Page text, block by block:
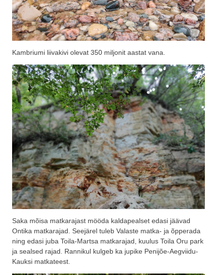
Kambriumi liivakivi olevat 350 miljonit aastat vana.
Saka mõisa matkarajast mööda kaldapealset edasi jäävad
Ontika matkarajad. Seejärel tuleb Valaste matka- ja õpperada
ning edasi juba Toila-Martsa matkarajad, kuulus Toila Oru park
ja sealsed rajad. Rannikul kulgeb ka jupike Penijõe-Aegviidu-
Kauksi matkateest.